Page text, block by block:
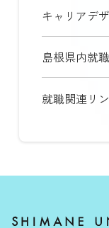
キャリアデ
島根県内就
就職関連リ